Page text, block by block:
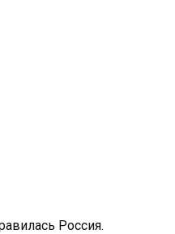
Россия.